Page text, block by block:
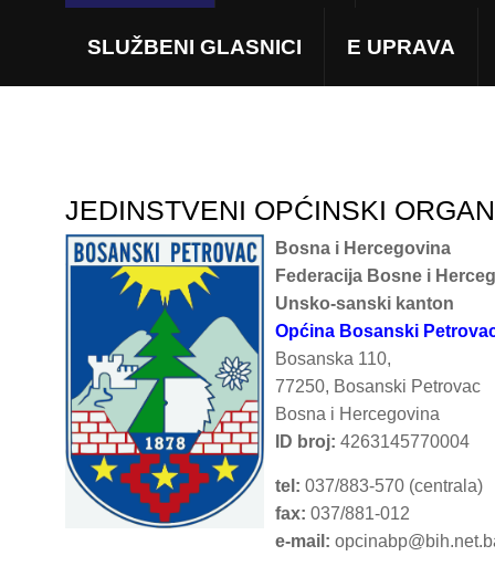
SLUŽBENI GLASNICI E UPRAVA
JEDINSTVENI OPĆINSKI
Bosna i Hercegovina
Federacija Bosne i
Unsko-sanski kanton
Općina Bosanski
Bosanska 110,
77250, Bosanski Petrovac
Bosna i Hercegovina
ID broj: 4263145770004
tel: 037/883-570 (centrala)
fax: 037/881-012
e-mail: